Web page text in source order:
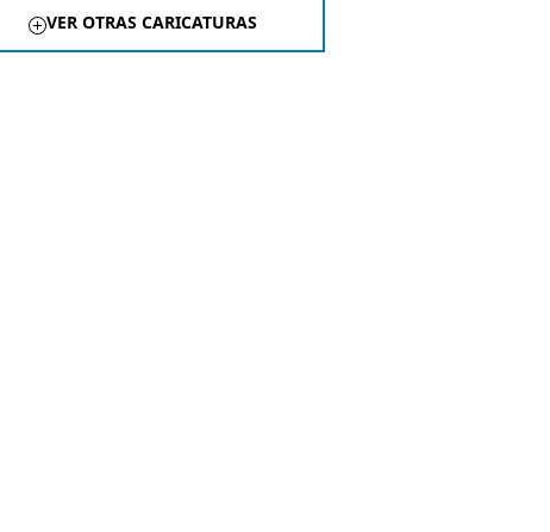
VER OTRAS CARICATURAS